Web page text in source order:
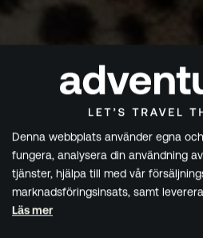
Denna webbplats använder egna
fungera, analysera din användning
tjänster, hjälpa till med vår
marknadsföringsinsats, samt
Läs mer